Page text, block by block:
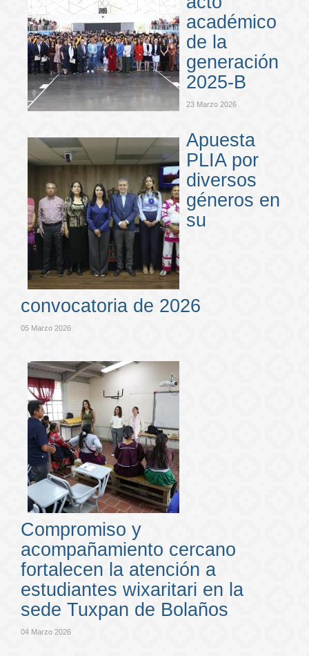
académico
de la
generación
2025-B
23 Marzo 2026
Apuesta
PLIA por
diversos
géneros en
su
convocatoria de 2026
05 Marzo 2026
Compromiso y
acompañamiento cercano
fortalecen la atención a
estudiantes wixaritari en la
sede Tuxpan de Bolaños
04 Marzo 2026